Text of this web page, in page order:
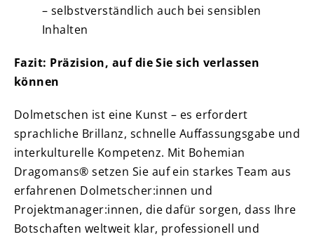
– selbstverständlich auch bei sensiblen
Inhalten
Fazit: Präzision, auf die Sie sich verlassen
können
Dolmetschen ist eine Kunst – es erfordert
sprachliche Brillanz, schnelle Auffassungsgabe und
interkulturelle Kompetenz. Mit Bohemian
Dragomans® setzen Sie auf ein starkes Team aus
erfahrenen Dolmetscher:innen und
Projektmanager:innen, die dafür sorgen, dass Ihre
Botschaften weltweit klar, professionell und